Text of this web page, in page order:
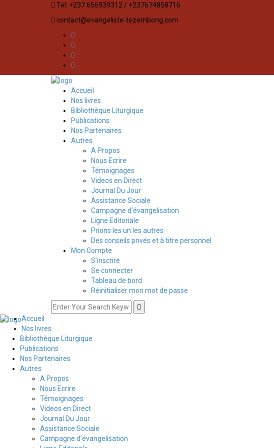
Tel: +237 656939312 / +237674858716
contact@evangeliste-tezembong.com
Accueil
Nos livres
Bibliothèque Liturgique
Publications
Nos Partenaires
Autres
A Propos
Nous Ecrire
Témoignages
Videos en Direct
Journal Du Jour
Assistance Sociale
Campagne d’évangelisation
Ligne Editoriale
Prions les un les autres
Des conseils privés et à titre personnel
Mon Compte
S’inscrire
Se connecter
Tableau de bord
Réinitialiser mon mot de passe
Accueil
Nos livres
Bibliothèque Liturgique
Publications
Nos Partenaires
Autres
A Propos
Nous Ecrire
Témoignages
Videos en Direct
Journal Du Jour
Assistance Sociale
Campagne d’évangelisation